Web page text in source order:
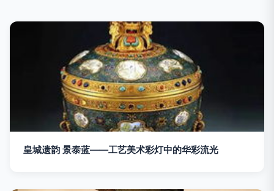
皇城遗韵 景泰蓝——工艺美术彩灯中的华彩流光